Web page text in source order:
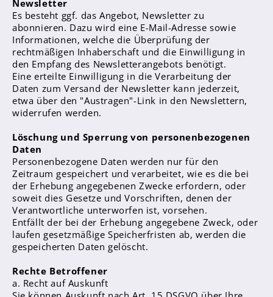
AG-Bereich
OFFA
Ernas Frühstückstreff
Wir fördern und fordern
Talentförderung
Erna trifft...
Unsere Schulhunde
Termine
News
Newsletter
Es besteht ggf. das Angebot, Newsletter zu
abonnieren. Dazu wird eine E-Mail-Adresse sowie
Informationen, welche die Überprüfung der
rechtmäßigen Inhaberschaft und die Einwilligung in
den Empfang des Newsletterangebots benötigt.
Eine erteilte Einwilligung in die Verarbeitung der
Daten zum Versand der Newsletter kann jederzeit,
etwa über den "Austragen"-Link in den Newslettern,
widerrufen werden.
Löschung und Sperrung von personenbezogenen
Daten
Personenbezogene Daten werden nur für den
Zeitraum gespeichert und verarbeitet, wie es die bei
der Erhebung angegebenen Zwecke erfordern, oder
soweit dies Gesetze und Vorschriften, denen der
Verantwortliche unterworfen ist, vorsehen.
Entfällt der bei der Erhebung angegebene Zweck, oder
laufen gesetzmäßige Speicherfristen ab, werden die
gespeicherten Daten gelöscht.
Rechte Betroffener
a. Recht auf Auskunft